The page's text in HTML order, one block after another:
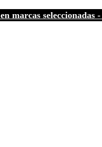
marcas seleccionadas